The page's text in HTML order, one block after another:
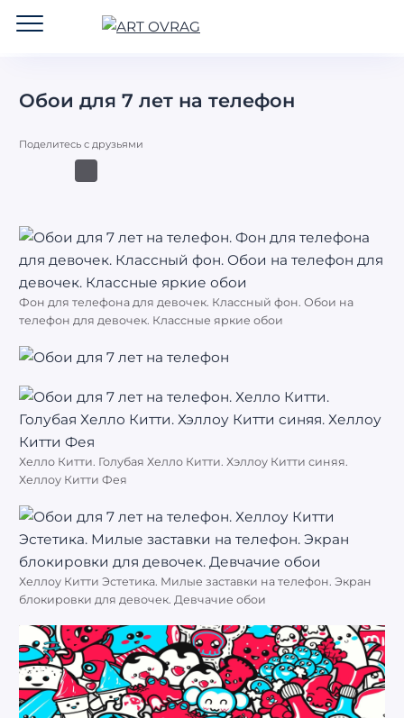
Обои для 7 лет на телефон
Поделитесь с друзьями
Фон для телефона для девочек. Классный фон. Обои на
телефон для девочек. Классные яркие обои
Хелло Китти. Голубая Хелло Китти. Хэллоу Китти синяя.
Хеллоу Китти Фея
Хеллоу Китти Эстетика. Милые заставки на телефон. Экран
блокировки для девочек. Девчачие обои